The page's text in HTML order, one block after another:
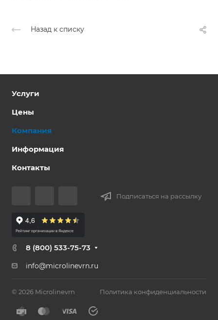
Назад к списку
Услуги
Цены
Компания
Информация
Контакты
Подписаться на рассылку
8 (800) 533-75-73
info@microlinevrn.ru
© 2026 Microlinevrn Политика конфиденциальности